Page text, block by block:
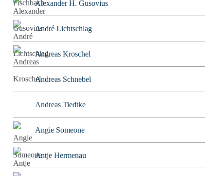
Alexander H. Gusovius
André Lichtschlag
Andreas Kroschel
Andreas Schnebel
Andreas Tiedtke
Angie Someone
Antje Hermenau